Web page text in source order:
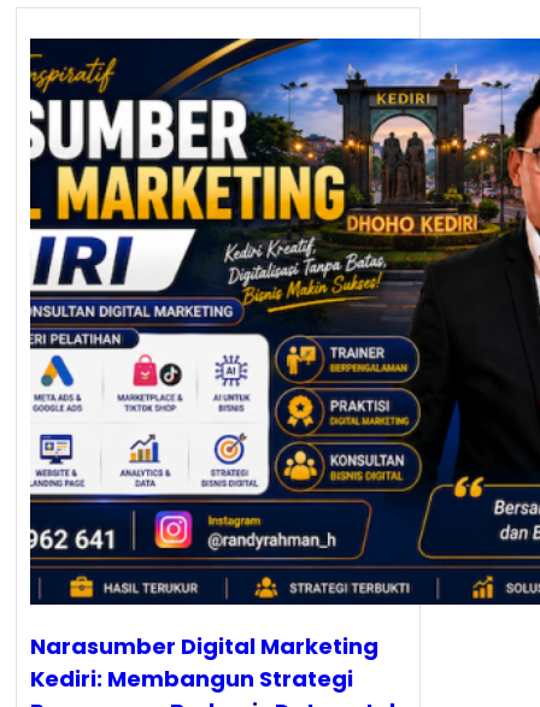
Narasumber Digital Marketing
Kediri: Membangun Strategi